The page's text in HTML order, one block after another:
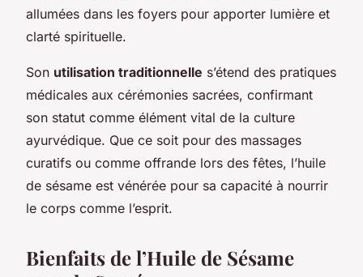
allumées dans les foyers pour apporter lumière et
clarté spirituelle.
Son utilisation traditionnelle s’étend des pratiques
médicales aux cérémonies sacrées, confirmant
son statut comme élément vital de la culture
ayurvédique. Que ce soit pour des massages
curatifs ou comme offrande lors des fêtes, l’huile
de sésame est vénérée pour sa capacité à nourrir
le corps comme l’esprit.
Bienfaits de l’Huile de Sésame